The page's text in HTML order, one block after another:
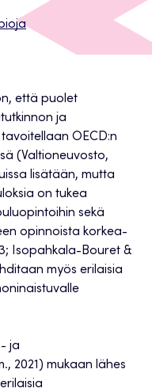
että puolet
ja
OECD:n
(Valtioneuvosto,
lisätään, mutta
on tukea
sekä
opinnoista korkea-
Isopahkala-Bouret &
myös erilaisia
ja
2021) mukaan lähes